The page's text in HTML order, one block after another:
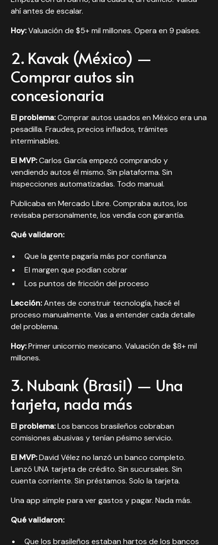
ahí antes de escalar.
Hoy:Valuación de $5+ mil millones. Opera en 9 países.
2. Kavak (México) —
Comprar autos sin
concesionaria
El problema:Comprar autos usados en México era una
pesadilla. Fraudes, precios inflados, trámites
interminables.
El MVP:Carlos García empezó comprando y
vendiendo autos él mismo. Sin plataforma. Sin
inspecciones automatizadas. Todo manual.
Publicaba en Mercado Libre. Compraba autos, los
revisaba personalmente, los vendía con garantía.
Qué validaron:
Que la gente pagaría más por confianza
El margen que podían cobrar
Los puntos de fricción del proceso
Lección:Antes de construir tecnología, hacé el
proceso manualmente. Vas a entender cada detalle
del problema.
Hoy:Primer unicornio mexicano. Valuación de $8+ mil
millones.
3. Nubank (Brasil) — Una
tarjeta, nada más
El problema:Los bancos brasileños cobraban
comisiones abusivas y tenían pésimo servicio.
El MVP:David Vélez no lanzó un banco completo.
Lanzó UNA tarjeta de crédito. Sin sucursales. Sin
cuenta corriente. Sin préstamos. Solo la tarjeta.
Una app simple para ver gastos y pagar. Nada más.
Qué validaron:
Que los brasileños estaban hartos de los bancos